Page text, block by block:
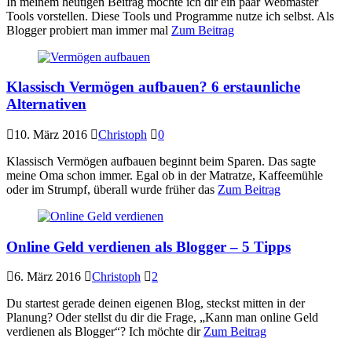
Tools vorstellen. Diese Tools und Programme nutze ich selbst. Als
Blogger probiert man immer mal Zum Beitrag
Klassisch Vermögen aufbauen? 6 erstaunliche
Alternativen
10. März 2016 Christoph
0
Klassisch Vermögen aufbauen beginnt beim Sparen. Das sagte
meine Oma schon immer. Egal ob in der Matratze, Kaffeemühle
oder im Strumpf, überall wurde früher das Zum Beitrag
Online Geld verdienen als Blogger – 5 Tipps
6. März 2016 Christoph
2
Du startest gerade deinen eigenen Blog, steckst mitten in der
Planung? Oder stellst du dir die Frage, „Kann man online Geld
verdienen als Blogger“? Ich möchte dirZum Beitrag